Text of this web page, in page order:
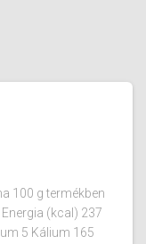
100 g termékben
(kcal) 237
5 Kálium 165